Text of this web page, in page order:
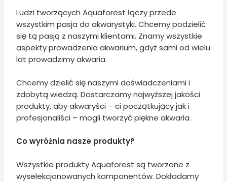
Ludzi tworzących Aquaforest łączy przede
wszystkim pasja do akwarystyki. Chcemy podzielić
się tą pasją z naszymi klientami. Znamy wszystkie
aspekty prowadzenia akwarium, gdyż sami od wielu
lat prowadzimy akwaria.
Chcemy dzielić się naszymi doświadczeniami i
zdobytą wiedzą. Dostarczamy najwyższej jakości
produkty, aby akwaryści – ci początkujący jak i
profesjonaliści – mogli tworzyć piękne akwaria.
Co wyróżnia nasze produkty?
Wszystkie produkty Aquaforest są tworzone z
wyselekcjonowanych komponentów. Dokładamy